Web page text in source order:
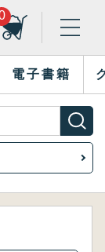
電子書籍